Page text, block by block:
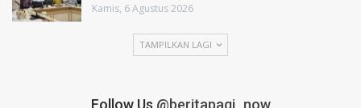
Kamis, 6 Agustus 2026
TAMPILKAN LAGI
Follow Us @beritapagi_now